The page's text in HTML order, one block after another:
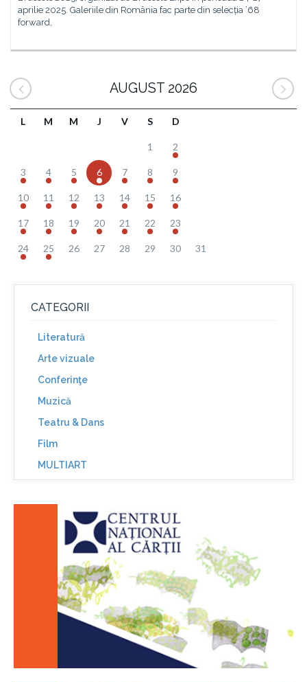
aprilie 2025. Galeriile din România fac parte din selecția ’68
forward,
AUGUST 2026
L M M J V S D
1 2
3 4 5 6 7 8 9
10 11 12 13 14 15 16
17 18 19 20 21 22 23
24 25 26 27 28 29 30 31
CATEGORII
Literatură
Arte vizuale
Conferinţe
Muzică
Teatru & Dans
Film
MULTIART